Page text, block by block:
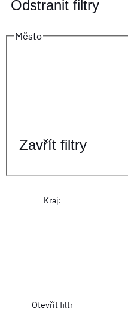
Odstranit filtry
Město
Zavřít filtry
Kraj:
Otevřít filtr